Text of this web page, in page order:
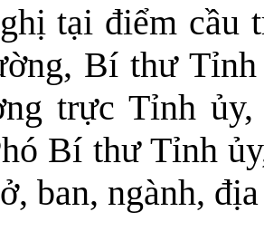
tại điểm cầu
Bí thư
trực Tỉnh
Bí thư Tỉnh
ban, ngành,